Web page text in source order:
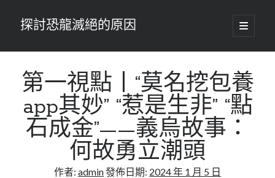
探討恐龍滅絕的原因
開
啟
要
單
第一視點丨“莫名挖包養
app其妙” “惹是生非” “點
石成金”——義烏故事：
何故勇立潮頭
作者: admin發佈日期: 2024 年 1 月 5 日